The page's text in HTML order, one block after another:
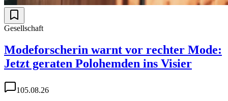
Gesellschaft
Modeforscherin warnt vor rechter Mode:
Jetzt geraten Polohemden ins Visier
105.08.26